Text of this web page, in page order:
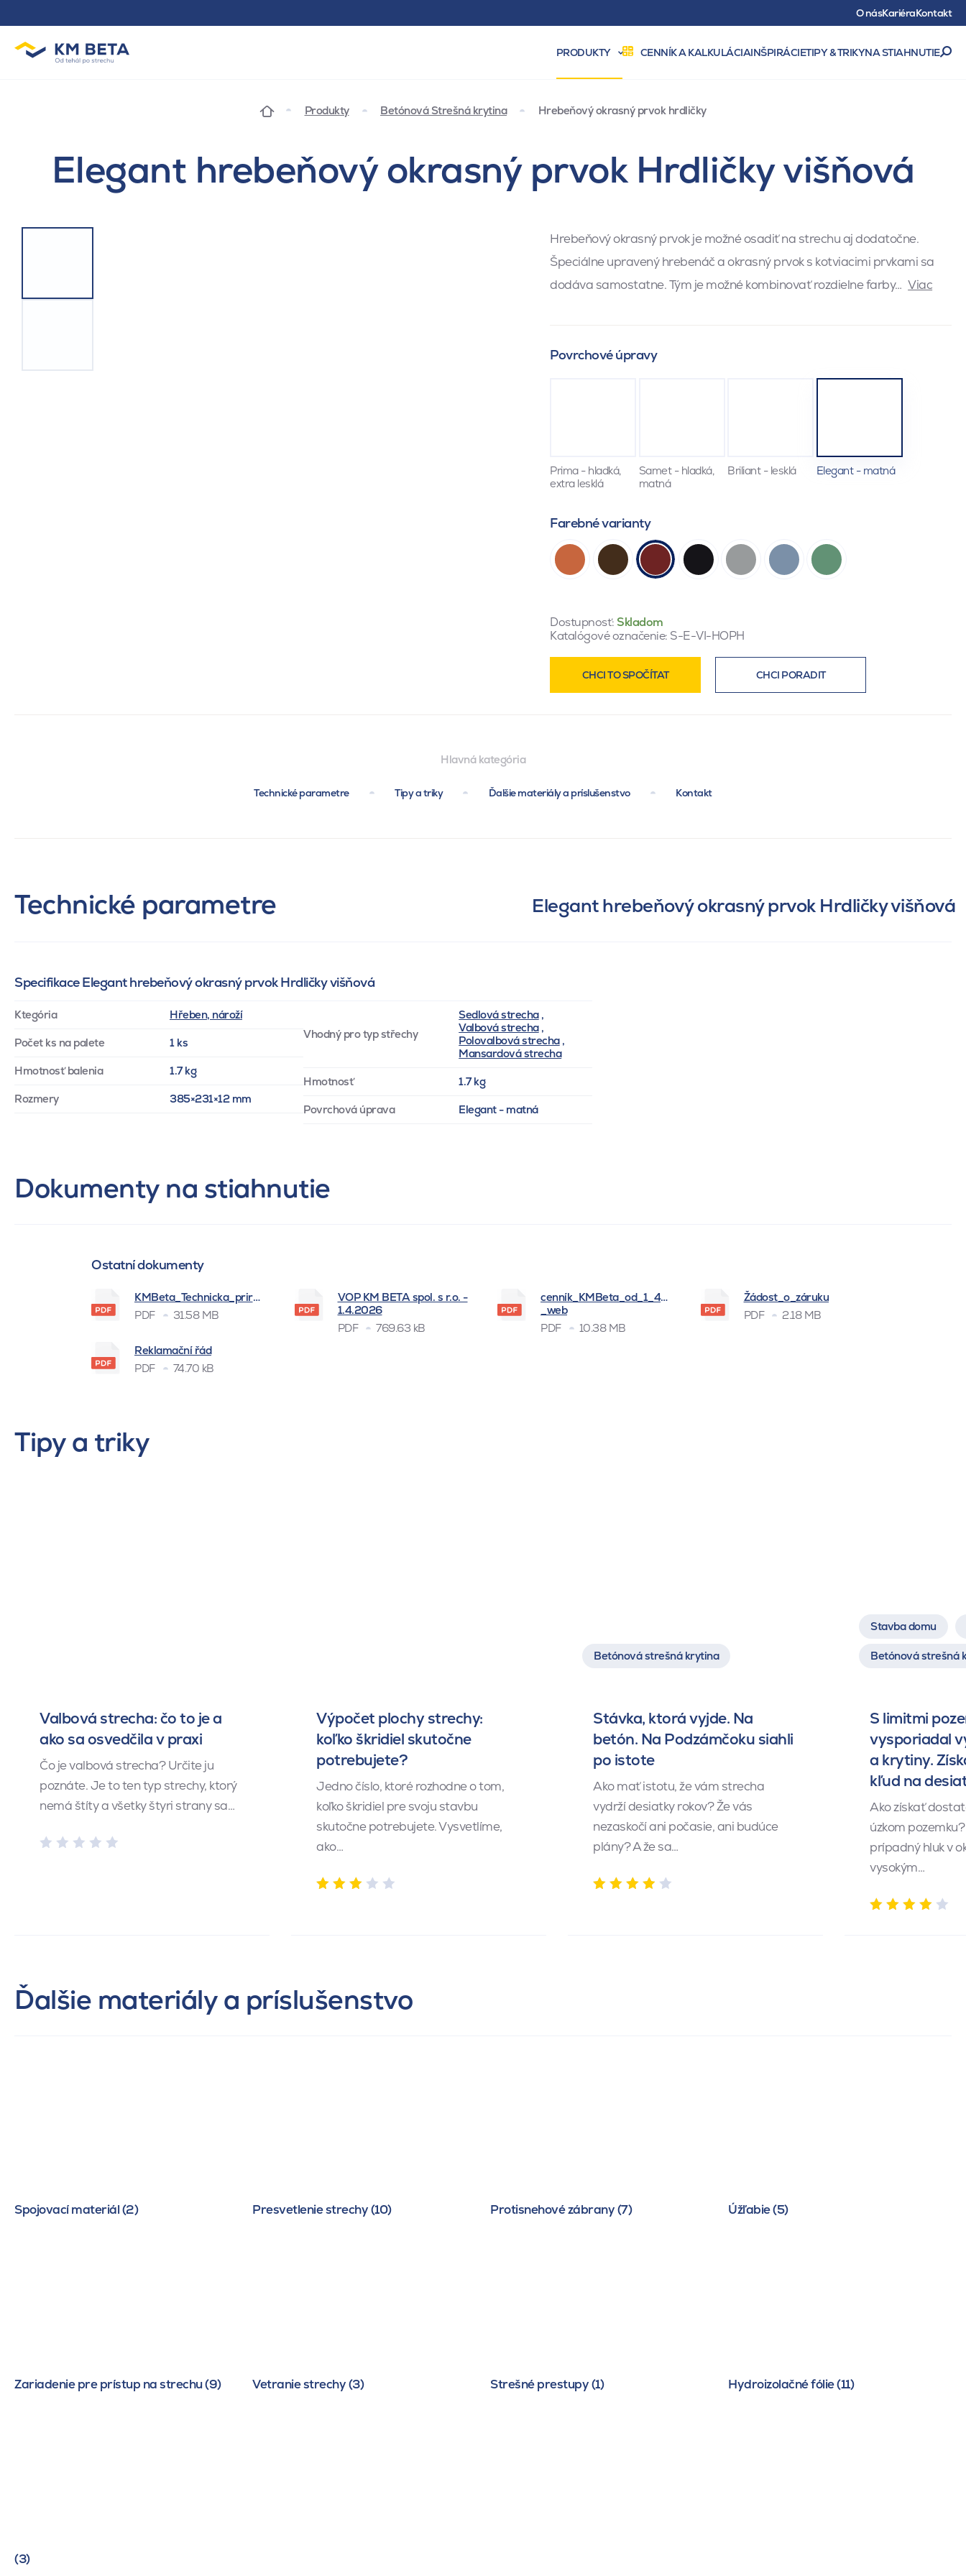
O násKariéraKontakt
PRODUKTY CENNÍK A KALKULÁCIAINŠPIRÁCIETIPY & TRIKYNA STIAHNUTIE
Produkty Betónová Strešná krytina Hrebeňový okrasný prvok hrdličky
Elegant hrebeňový okrasný prvok Hrdličky višňová
Hrebeňový okrasný prvok je možné osadiť na strechu aj dodatočne.
Špeciálne upravený hrebenáč a okrasný prvok s kotviacimi prvkami sa
dodáva samostatne. Tým je možné kombinovať rozdielne farby… Viac
Povrchové úpravy
Prima - hladká,
extra lesklá
Samet - hladká,
matná
Briliant - lesklá Elegant - matná
Farebné varianty
Dostupnosť: Skladom
Katalógové označenie: S-E-VI-HOPH
CHCI TO SPOČÍTAT CHCI PORADIT
Hlavná kategória
Technické parametre Tipy a triky Ďalšie materiály a príslušenstvo Kontakt
Technické parametre Elegant hrebeňový okrasný prvok Hrdličky višňová
Specifikace Elegant hrebeňový okrasný prvok Hrdličky višňová
Ktegória Hřeben, nároží
Počet ks na palete 1 ks
Hmotnosť balenia 1.7 kg
Rozmery 385×231×12 mm
Vhodný pro typ střechy
Sedlová strecha,
Valbová strecha,
Polovalbová strecha,
Mansardová strecha
Hmotnosť 1.7 kg
Povrchová úprava Elegant - matná
Dokumenty na stiahnutie
Ostatní dokumenty
KMBeta_Technicka_prirucka_BSK_
PDF
31.58 MB
VOP KM BETA spol. s r.o. -
1.4.2026
PDF
769.63 kB
cenník_KMBeta_od_1_4_2026
_web
PDF
10.38 MB
Žádost_o_záruku
PDF
2.18 MB
Reklamační řád
PDF
74.70 kB
Tipy a triky
Valbová strecha: čo to je a
ako sa osvedčila v praxi
Čo je valbová strecha? Určite ju
poznáte. Je to ten typ strechy, ktorý
nemá štíty a všetky štyri strany sa…
Výpočet plochy strechy:
koľko škridiel skutočne
potrebujete?
Jedno číslo, ktoré rozhodne o tom,
koľko škridiel pre svoju stavbu
skutočne potrebujete. Vysvetlíme,
ako…
Betónová strešná krytina
Stávka, ktorá vyjde. Na
betón. Na Podzámčoku siahli
po istote
Ako mať istotu, že vám strecha
vydrží desiatky rokov? Že vás
nezaskočí ani počasie, ani budúce
plány? A že sa…
Stavba domu
Betónová strešná
S limitmi
vysporiadal
a krytiny.
kľud na
Ako získať
úzkom
prípadný hluk v
vysokým…
Ďalšie materiály a príslušenstvo
Spojovací materiál (2) Presvetlenie strechy (10) Protisnehové zábrany (7) Úžľabie (5)
Zariadenie pre prístup na strechu (9) Vetranie strechy (3) Strešné prestupy (1) Hydroizolačné fólie (11)
(3)